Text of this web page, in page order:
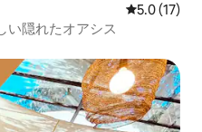
レビュー17
5.0 (17)
い隠れたオアシス